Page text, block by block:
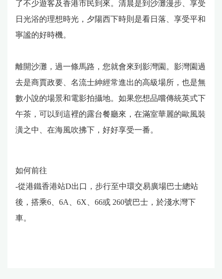
了不少遊客及香港市民到來。清晨是到沙灘漫步、享受
日光浴的理想時光，夕陽西下時則是看日落、享受平和
寧謐的好時機。
離開沙灘，過一條馬路，您就會來到影灣園。影灣園過
去是商賈政要、名流士紳經常進出的高級場所，也是無
數小說的場景和電影拍攝地。如果您想品嚐傳統英式下
午茶，可以到這裡的露台餐廳來，在滿室華麗的歐風裝
潢之中、在海風吹拂下，好好享受一番。
如何前往
-從港鐵香港站D出口，步行至中環交易廣場巴士總站
後，搭乘6、6A、6X、66或 260號巴士，於淺水灣下
車。